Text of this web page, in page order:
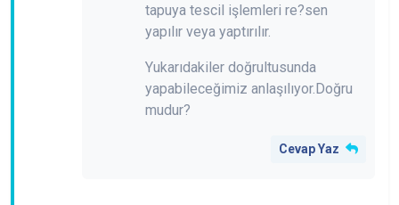
tapuya tescil işlemleri re?sen
yapılır veya yaptırılır.
Yukarıdakiler doğrultusunda
yapabileceğimiz anlaşılıyor.Doğru
mudur?
Cevap Yaz